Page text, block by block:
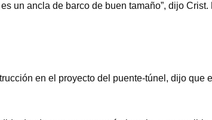
un ancla de barco de buen tamaño”, dijo
en el proyecto del puente-túnel, dijo que